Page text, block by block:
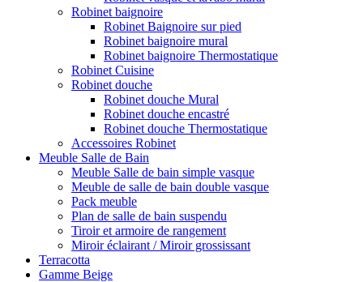
Robinet baignoire
Robinet Baignoire sur pied
Robinet baignoire mural
Robinet baignoire Thermostatique
Robinet Cuisine
Robinet douche
Robinet douche Mural
Robinet douche encastré
Robinet douche Thermostatique
Accessoires Robinet
Meuble Salle de Bain
Meuble Salle de bain simple vasque
Meuble de salle de bain double vasque
Pack meuble
Plan de salle de bain suspendu
Tiroir et armoire de rangement
Miroir éclairant / Miroir grossissant
Terracotta
Gamme Beige